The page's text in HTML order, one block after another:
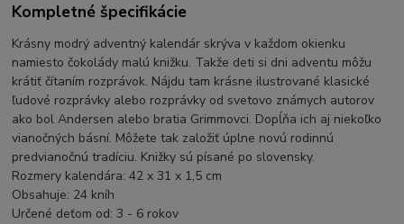
Kompletné špecifikácie
Krásny modrý adventný kalendár skrýva v každom okienku
namiesto čokolády malú knižku. Takže deti si dni adventu môžu
krátiť čítaním rozprávok. Nájdu tam krásne ilustrované klasické
ľudové rozprávky alebo rozprávky od svetovo známych autorov
ako bol Andersen alebo bratia Grimmovci. Dopĺňa ich aj niekoľko
vianočných básní. Môžete tak založiť úplne novú rodinnú
predvianočnú tradíciu. Knižky sú písané po slovensky.
Rozmery kalendára: 42 x 31 x 1,5 cm
Obsahuje: 24 kníh
Určené deťom od: 3 - 6 rokov